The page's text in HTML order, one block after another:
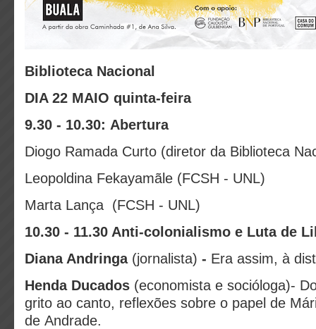
Biblioteca Nacional
DIA 22 MAIO quinta-feira
9.30 - 10.30: Abertura
Diogo Ramada Curto (diretor da Biblioteca
Leopoldina Fekayamãle (FCSH - UNL)
Marta Lança (FCSH - UNL)
10.30 - 11.30 Anti-colonialismo e Luta de
Diana Andringa (jornalista) - Era assim, à
Henda Ducados (economista e socióloga)-
grito ao canto, reflexões sobre o papel de
de Andrade.